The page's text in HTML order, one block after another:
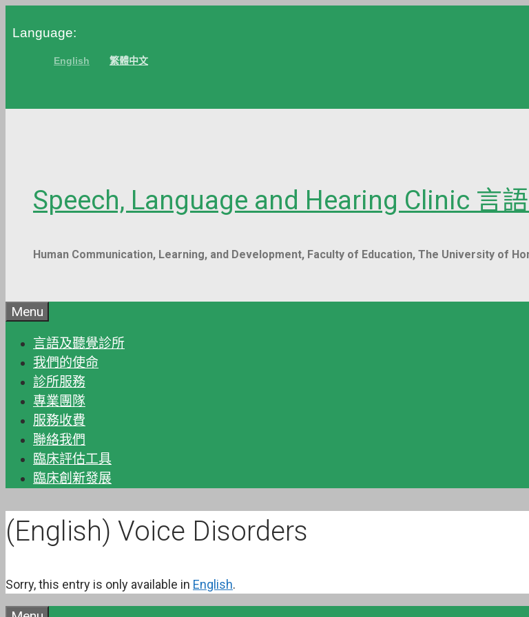
toLanguage:
English 繁體中文
Speech, Language and Hearing Clinic 言
Human Communication, Learning, and Development, Faculty of Education, The University of
Menu
言語及聽覺診所
我們的使命
診所服務
專業團隊
服務收費
聯絡我們
臨床評估工具
臨床創新發展
(English) Voice Disorders
Sorry, this entry is only available in English.